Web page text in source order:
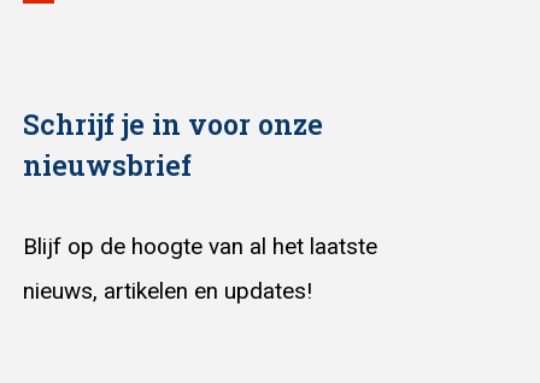
Schrijf je in voor onze
nieuwsbrief
Blijf op de hoogte van al het laatste
nieuws, artikelen en updates!